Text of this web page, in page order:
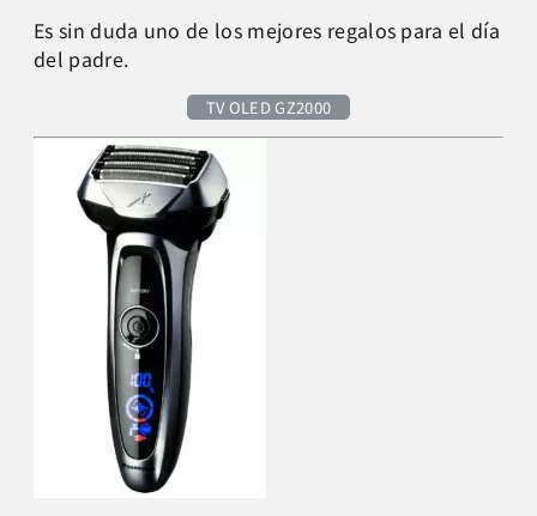
Es sin duda uno de los mejores regalos para el día
del padre.
TV OLED GZ2000